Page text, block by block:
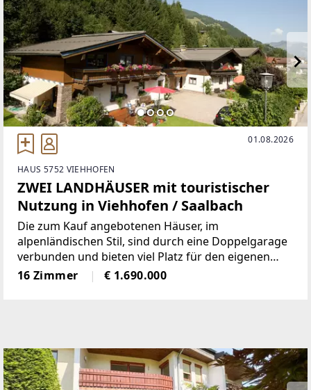
01.08.2026
HAUS 5752 VIEHHOFEN
ZWEI LANDHÄUSER mit touristischer
Nutzung in Viehhofen / Saalbach
Die zum Kauf angebotenen Häuser, im
alpenländischen Stil, sind durch eine Doppelgarage
verbunden und bieten viel Platz für den eigenen
Wohnbereich (Landhaus 1) und zusätzlich 4
Apartments und ein Doppelzimmer für die
16 Zimmer € 1.690.000